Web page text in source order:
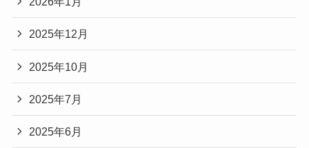
2025年12月
2025年10月
2025年7月
2025年6月